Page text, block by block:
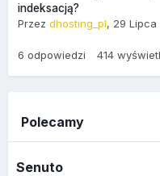
indeksacją?
Przez dhosting_pl, 29 Lipca
6 odpowiedzi 414
Polecamy
Senuto